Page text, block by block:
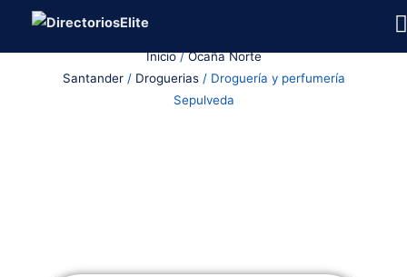
Inicio/Ocaña Norte
Santander/ Droguerias/ Droguería y perfumería
Sepulveda